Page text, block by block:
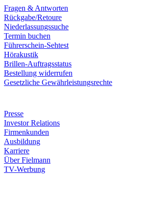
Fragen & Antworten
Rückgabe/Retoure
Niederlassungssuche
Termin buchen
Führerschein-Sehtest
Hörakustik
Brillen-Auftragsstatus
Bestellung widerrufen
Gesetzliche Gewährleistungsrechte
Presse
Investor Relations
Firmenkunden
Ausbildung
Karriere
Über Fielmann
TV-Werbung